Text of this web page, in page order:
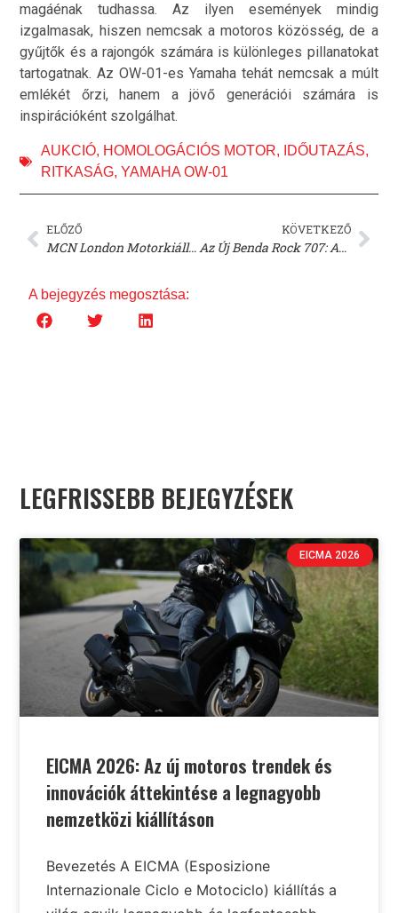
magáénak tudhassa. Az ilyen események mindig
izgalmasak, hiszen nemcsak a motoros közösség, de a
gyűjtők és a rajongók számára is különleges pillanatokat
tartogatnak. Az OW-01-es Yamaha tehát nemcsak a múlt
emlékét őrzi, hanem a jövő generációi számára is
inspirációként szolgálhat.
AUKCIÓ, HOMOLOGÁCIÓS MOTOR, IDŐUTAZÁS,
RITKASÁG,YAMAHA OW-01
ELŐZŐ
MCN London Motorkiállítás: 15 Év Után Vége a Rendezvénynek
KÖVETKEZŐ
Az Új Benda Rock 707: Automata Kuplunggal és Légrugós Felfüggesztéssel!
A bejegyzés megosztása:
LEGFRISSEBB BEJEGYZÉSEK
EICMA 2026
EICMA 2026: Az új motoros trendek és
innovációk áttekintése a legnagyobb
nemzetközi kiállításon
Bevezetés A EICMA (Esposizione
Internazionale Ciclo e Motociclo) kiállítás a